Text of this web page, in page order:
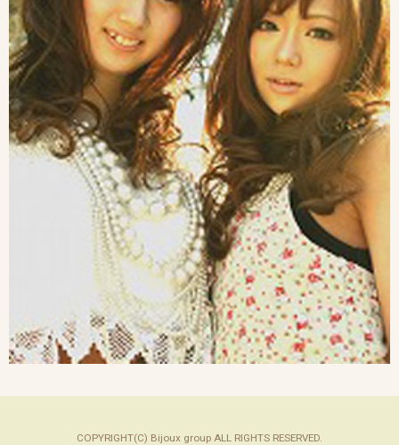
COPYRIGHT(C) Bijoux group ALL RIGHTS RESERVED.